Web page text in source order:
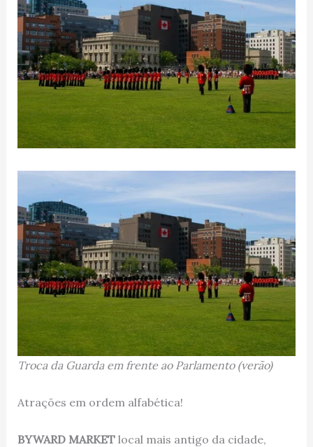
Troca da Guarda em frente ao Parlamento (verão)
Atrações em ordem alfabética!
BYWARD MARKETlocal mais antigo da cidade,